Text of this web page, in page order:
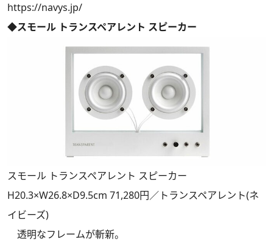
https://navys.jp/
◆スモール トランスペアレント スピーカー
スモール トランスペアレント スピーカー
H20.3×W26.8×D9.5cm 71,280円／トランスペアレント(ネ
イビーズ)
透明なフレームが斬新。